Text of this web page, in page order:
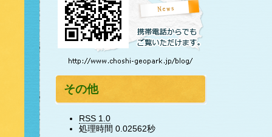
その他
RSS 1.0
処理時間 0.02562秒